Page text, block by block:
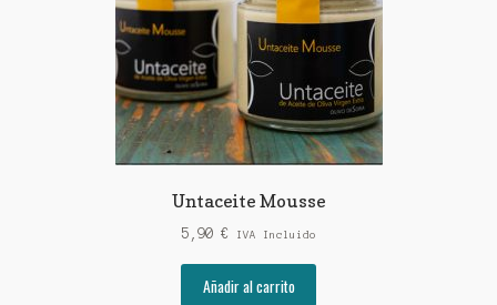
Untaceite Mousse
5,90 € IVA Incluido
Añadir al carrito